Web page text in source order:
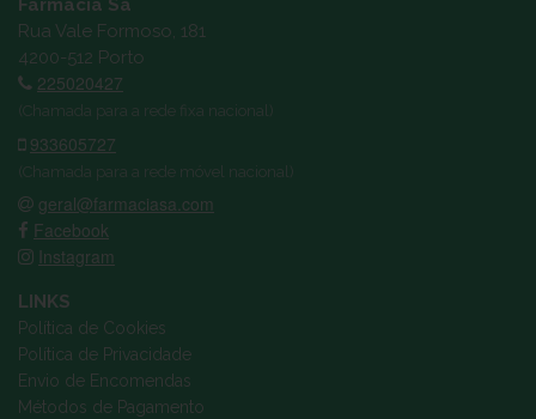
Farmácia Sá
Rua Vale Formoso, 181
4200-512 Porto
225020427
(Chamada para a rede fixa nacional)
933605727
(Chamada para a rede móvel nacional)
geral@farmaciasa.com
Facebook
Instagram
LINKS
Política de Cookies
Política de Privacidade
Envio de Encomendas
Métodos de Pagamento